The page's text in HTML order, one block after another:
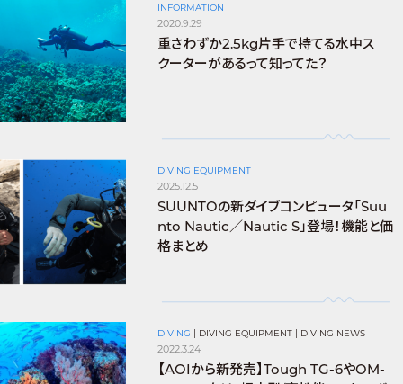
INFORMATION
2020.9.29
重さわずか2.5kg片手で持てる水中ス
クーターがあるって知ってた？
DIVING EQUIPMENT
2025.12.5
SUUNTOの新ダイブコンピュータ「Suu
nto Nautic／Nautic S」登場！機能と価
格まとめ
DIVING | DIVING EQUIPMENT | DIVING NEWS
2022.3.24
【AOIから新発売】Tough TG-6やOM-